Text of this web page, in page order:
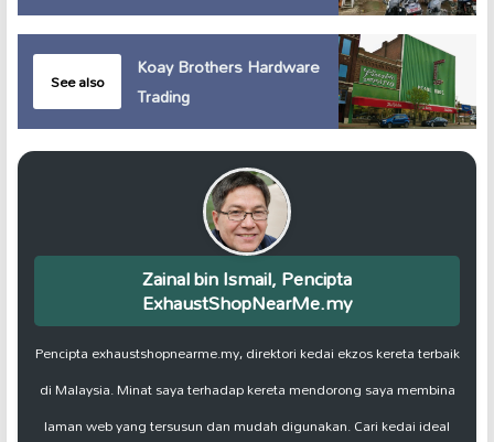
See also
Koay Brothers Hardware
Trading
Zainal bin Ismail, Pencipta
ExhaustShopNearMe.my
Pencipta exhaustshopnearme.my, direktori kedai ekzos kereta terbaik
di Malaysia. Minat saya terhadap kereta mendorong saya membina
laman web yang tersusun dan mudah digunakan. Cari kedai ideal